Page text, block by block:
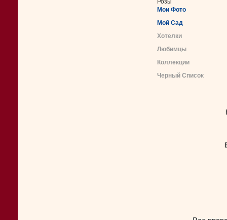
Розы
Мои Фото
Мой Сад
Хотелки
Любимцы
Коллекции
Черный Список